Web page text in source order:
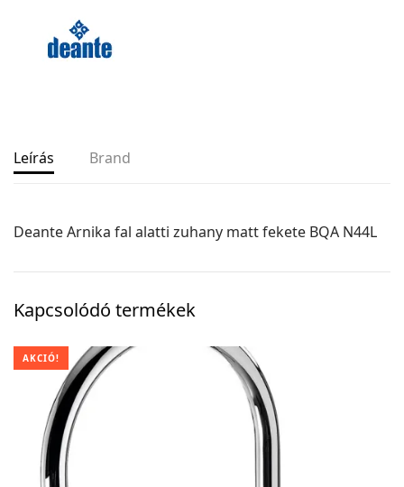
Leírás Brand
Deante Arnika fal alatti zuhany matt fekete BQA N44L
Kapcsolódó termékek
AKCIÓ!